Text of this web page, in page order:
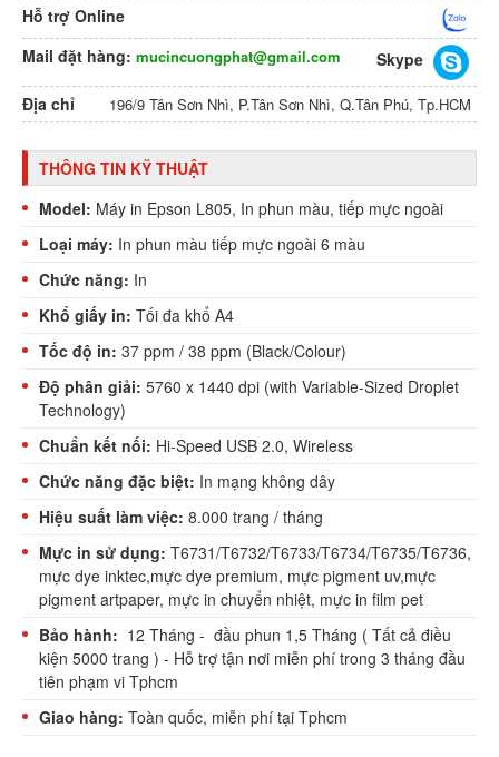
Hỗ trợ Online
Mail đặt hàng: mucincuongphat@gmail.com
Skype
Địa chỉ
196/9 Tân Sơn Nhì, P.Tân Sơn Nhì, Q.Tân Phú, Tp.HCM
THÔNG TIN KỸ THUẬT
Model: Máy in Epson L805, In phun màu, tiếp mực ngoài
Loại máy: In phun màu tiếp mực ngoài 6 màu
Chức năng: In
Khổ giấy in: Tối đa khổ A4
Tốc độ in: 37 ppm / 38 ppm (Black/Colour)
Độ phân giải: 5760 x 1440 dpi (with Variable-Sized Droplet
Technology)
Chuẩn kết nối: Hi-Speed USB 2.0, Wireless
Chức năng đặc biệt: In mạng không dây
Hiệu suất làm việc: 8.000 trang / tháng
Mực in sử dụng: T6731/T6732/T6733/T6734/T6735/T6736,
mực dye inktec,mực dye premium, mực pigment uv,mực
pigment artpaper, mực in chuyển nhiệt, mực in film pet
Bảo hành: 12 Tháng - đầu phun 1,5 Tháng ( Tất cả điều
kiện 5000 trang ) - Hỗ trợ tận nơi miễn phí trong 3 tháng đầu
tiên phạm vi Tphcm
Giao hàng: Toàn quốc, miễn phí tại Tphcm